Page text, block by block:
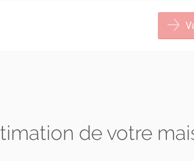
de votre